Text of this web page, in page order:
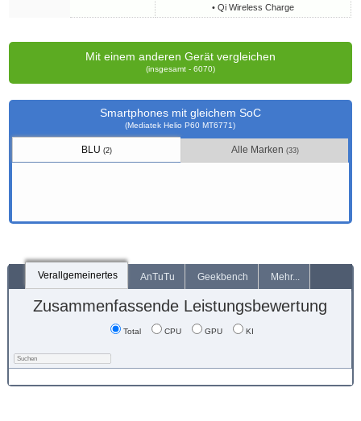
• Qi Wireless Charge
Mit einem anderen Gerät vergleichen
(insgesamt - 6070)
Smartphones mit gleichem SoC
(Mediatek Helio P60 MT6771)
BLU(2) Alle Marken (33)
Verallgemeinertes AnTuTu Geekbench Mehr...
Zusammenfassende Leistungsbewertung
Total CPU GPU KI